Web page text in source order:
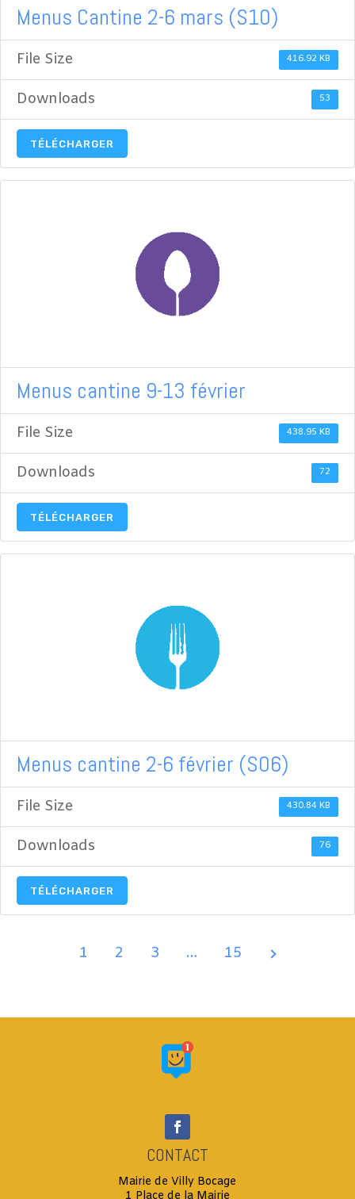
Menus Cantine 2-6 mars (S10)
File Size 416.92 KB
Downloads 53
TÉLÉCHARGER
Menus cantine 9-13 février
File Size 438.95 KB
Downloads 72
TÉLÉCHARGER
Menus cantine 2-6 février (S06)
File Size 430.84 KB
Downloads 76
TÉLÉCHARGER
1 2 3 … 15
CONTACT
Mairie de Villy Bocage
1 Place de la Mairie